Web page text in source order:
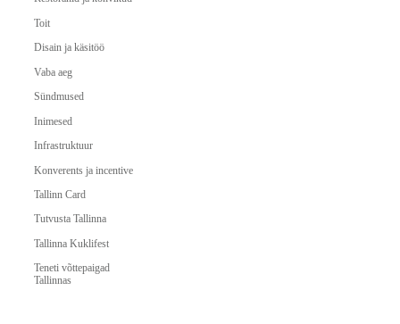
Toit
Disain ja käsitöö
Vaba aeg
Sündmused
Inimesed
Infrastruktuur
Konverents ja incentive
Tallinn Card
Tutvusta Tallinna
Tallinna Kuklifest
Teneti võttepaigad
Tallinnas